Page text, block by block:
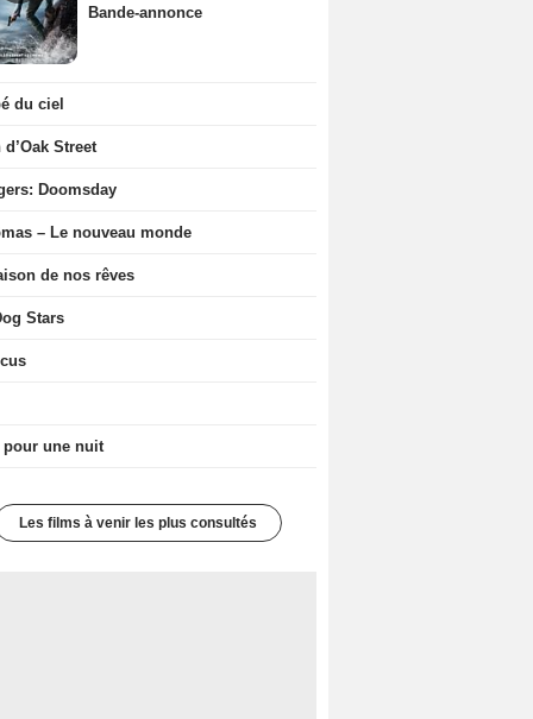
Bande-annonce
du ciel
d’Oak Street
Doomsday
– Le nouveau monde
de nos rêves
Stars
pour une nuit
Les films à venir les plus consultés